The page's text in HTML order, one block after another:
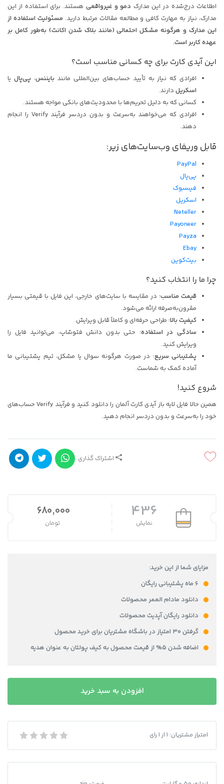
اطلاعات درج‌شده در این مدارک دمو و غیرواقعی هستند. برای استفاده از این
مدارک، نیاز به مهارت کافی و مطالعه مقالات مرتبط دارید. مسئولیت استفاده از
این مدارک و هرگونه مشکل احتمالی (مانند بلاک شدن اکانت) به‌طور کامل بر
عهده کاربر است.
این آیدی کارت برای چه کسانی مناسب است؟
افرادی که نیاز به تأیید حساب‌های بین‌المللی مانند بایننس، پی‌پال یا
اسکریل دارند.
کسانی که به دلیل تحریم‌ها با محدودیت‌های بانکی مواجه هستند.
افرادی که می‌خواهند به‌سرعت و بدون دردسر فرآیند Verify را انجام
دهند.
قابل وریفای وب‌سایت‌های زیر:
PayPal
پی‌پال
فیسبوک
اسکریل
Neteller
Payoneer
Payza
Ebay
بیت‌کوین
چرا ما را انتخاب کنید؟
قیمت مناسب: در مقایسه با سایت‌های خارجی، این فایل با قیمتی بسیار
مقرون‌به‌صرفه ارائه می‌شود.
کیفیت بالا: طراحی حرفه‌ای و کاملاً قابل ویرایش.
سادگی در استفاده: حتی بدون دانش فتوشاپ، می‌توانید فایل را
ویرایش کنید.
پشتیبانی سریع: در صورت هرگونه سوال یا مشکل، تیم پشتیبانی ما
آماده کمک به شماست.
شروع کنید!
همین حالا فایل لایه باز آیدی کارت آلمان را دانلود کنید و فرآیند Verify حساب‌های
خود را به‌سرعت و بدون دردسر انجام دهید.
اشتراک گذاری
436
نمایش
680,000
تومان
مزایای شما از این خرید:
۶ ماه پشتیبانی رایگان
دانلود مادام العمر محصولات
دانلود رایگان آپدیت محصولات
گرفتن ۳۰ امتیاز در باشگاه مشتریان برای خرید محصول
اضافه شدن ۵% از قیمت محصول به کیف پولتان به عنوان هدیه
لایه
باز
آیدی
افزودن به سبد خرید
دانلود فایل لایه باز آیدی کارت آلمان
امتیاز مشتریان: 1 از1 رای